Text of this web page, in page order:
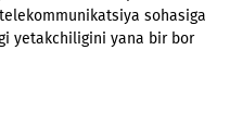
matnli shaklda ham